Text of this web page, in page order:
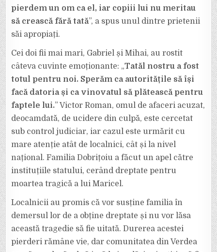
pierdem un om ca el, iar copiii lui nu meritau
să crească fără tată”, a spus unul dintre prietenii
săi apropiați.
Cei doi fii mai mari, Gabriel și Mihai, au rostit
câteva cuvinte emoționante: „Tatăl nostru a fost
totul pentru noi. Sperăm ca autoritățile să își
facă datoria și ca vinovatul să plătească pentru
faptele lui.” Victor Roman, omul de afaceri acuzat,
deocamdată, de ucidere din culpă, este cercetat
sub control judiciar, iar cazul este urmărit cu
mare atenție atât de localnici, cât și la nivel
național. Familia Dobrițoiu a făcut un apel către
instituțiile statului, cerând dreptate pentru
moartea tragică a lui Maricel.
Localnicii au promis că vor susține familia în
demersul lor de a obține dreptate și nu vor lăsa
această tragedie să fie uitată. Durerea acestei
pierderi rămâne vie, dar comunitatea din Verdea